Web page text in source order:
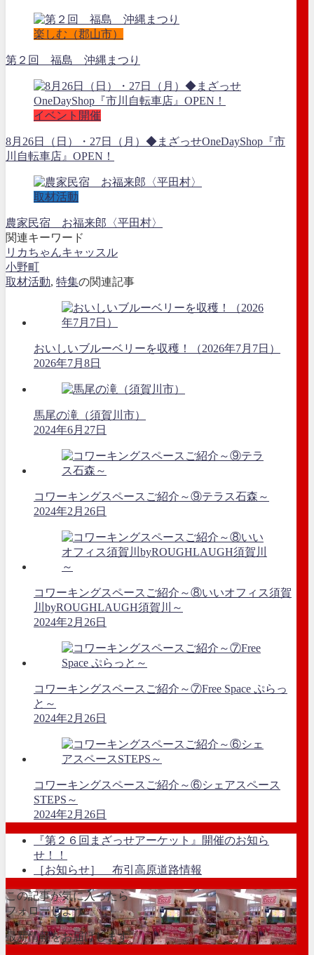
楽しむ（郡山市）
第２回 福島 沖縄まつり
イベント開催
8月26日（日）・27日（月）◆まざっせOneDayShop『市
川自転車店』OPEN！
取材活動
農家民宿 お福来郎〈平田村〉
関連キーワード
リカちゃんキャッスル
小野町
取材活動, 特集の関連記事
おいしいブルーベリーを収穫！（2026年7月7日）
2026年7月8日
馬尾の滝（須賀川市）
2024年6月27日
コワーキングスペースご紹介～⑨テラス石森～
2024年2月26日
コワーキングスペースご紹介～⑧いいオフィス須賀
川byROUGHLAUGH須賀川～
2024年2月26日
コワーキングスペースご紹介～⑦Free Space ぷらっ
と～
2024年2月26日
コワーキングスペースご紹介～⑥シェアスペース
STEPS～
2024年2月26日
『第２６回まざっせアーケット』開催のお知ら
せ！！
［お知らせ］ 布引高原道路情報
この記事が気に入ったら
フォローしよう
最新情報をお届けします